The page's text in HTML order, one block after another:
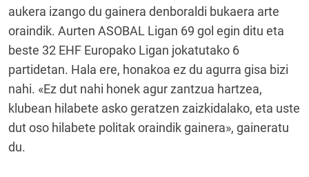
aukera izango du gainera denboraldi bukaera arte
oraindik. Aurten ASOBAL Ligan 69 gol egin ditu eta
beste 32 EHF Europako Ligan jokatutako 6
partidetan. Hala ere, honakoa ez du agurra gisa bizi
nahi. «Ez dut nahi honek agur zantzua hartzea,
klubean hilabete asko geratzen zaizkidalako, eta uste
dut oso hilabete politak oraindik gainera», gaineratu
du.